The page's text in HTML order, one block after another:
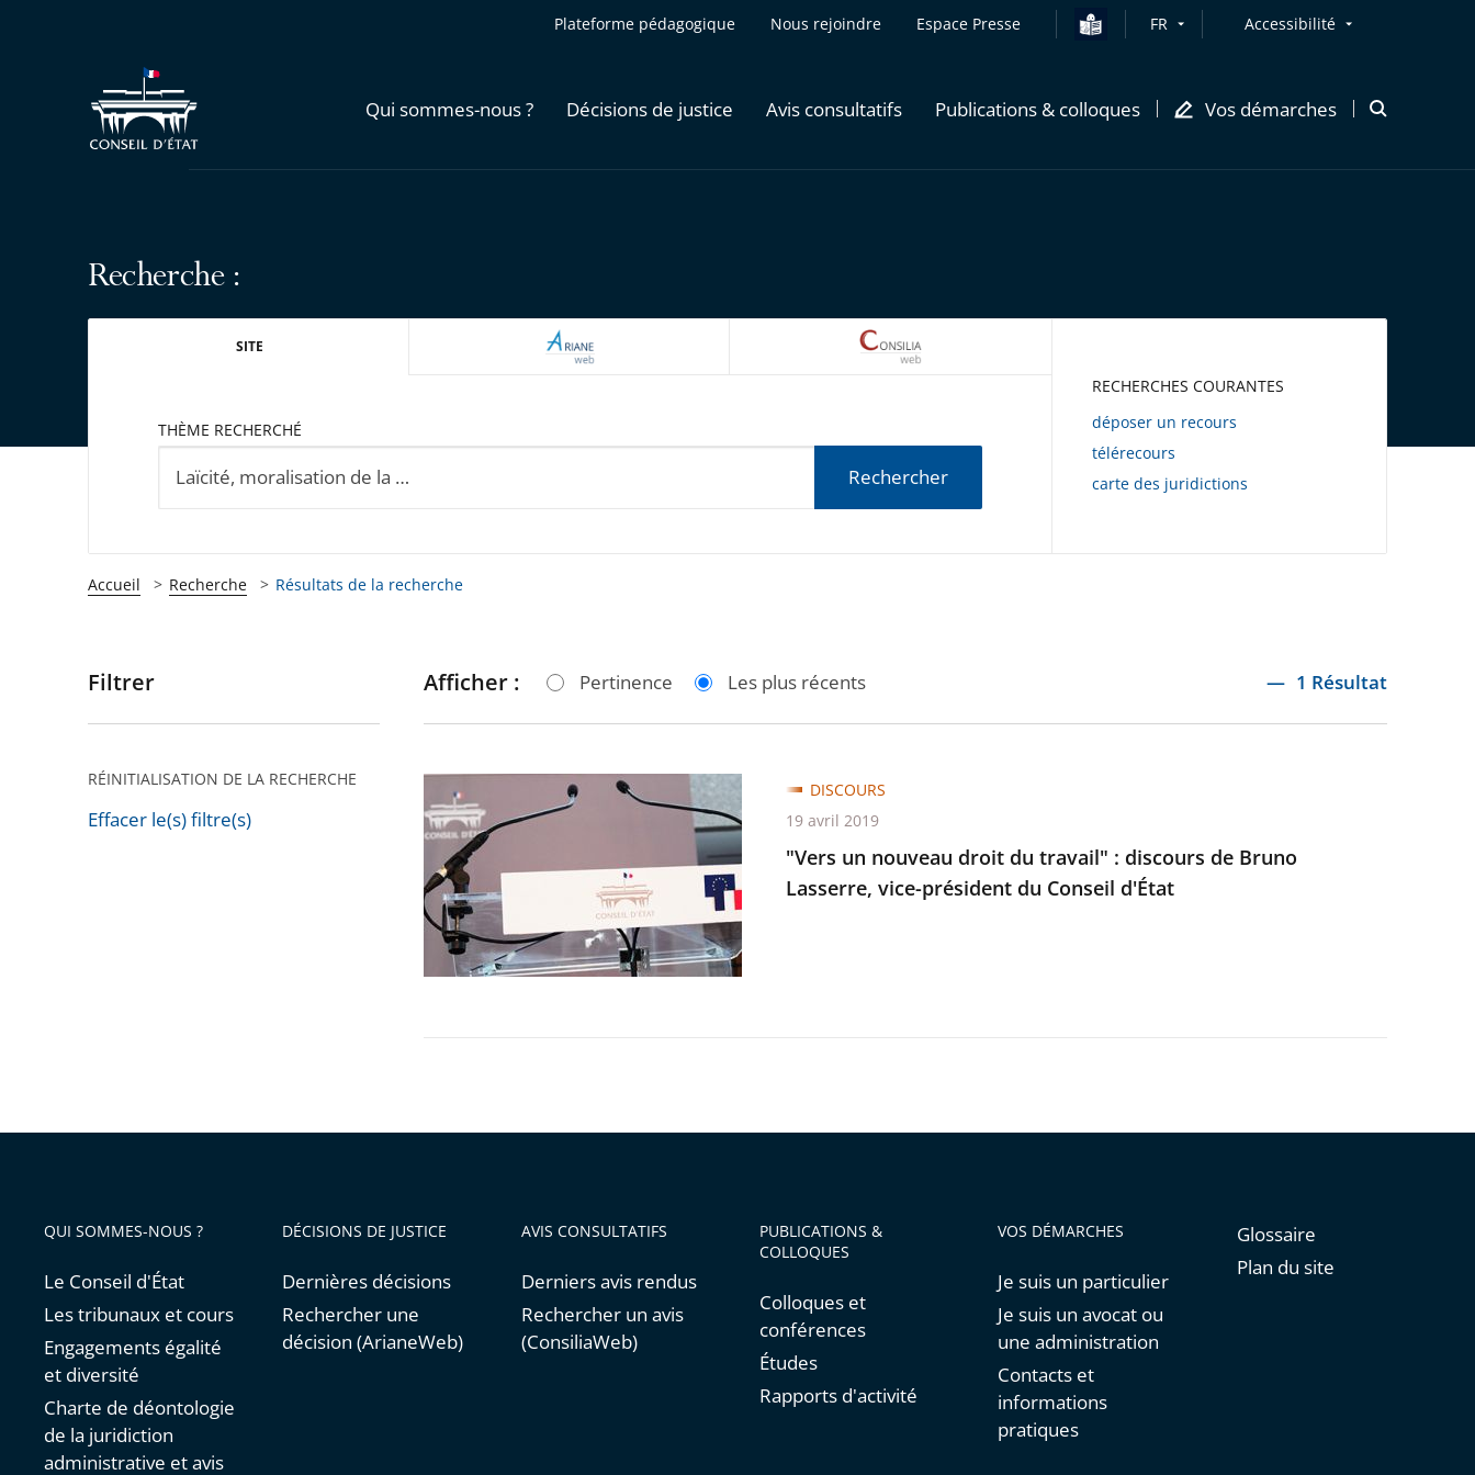
Plateforme pédagogique Nous rejoindre Espace Presse FR Accessibilité
Qui sommes-nous ? Décisions de justice Avis consultatifs Publications & colloques Vos démarches
Ouvrir
Recherche :
SITE ARIANEWEB
THÈME RECHERCHÉ
Rechercher
RECHERCHES COURANTES
déposer un recours
télérecours
carte des juridictions
Accueil Recherche Résultats de la recherche
Passer
pour
après
Filtrer
RÉINITIALISATION DE LA RECHERCHE
Effacer le(s) filtre(s)
Afficher : Pertinence Les plus récents 1 Résultat
"Vers
un
nouveau
droit
du
travail"
:
"Vers un nouveau droit du travail" : discours de Bruno
Lasserre, vice-président du Conseil d'État
DISCOURS
19 avril 2019
QUI SOMMES-NOUS ?
Le Conseil d'État
Les tribunaux et cours
Engagements égalité
et diversité
Charte de déontologie
de la juridiction
administrative et avis
DÉCISIONS DE JUSTICE
Dernières décisions
Rechercher une
décision (ArianeWeb)
AVIS CONSULTATIFS
Derniers avis rendus
Rechercher un avis
(ConsiliaWeb)
PUBLICATIONS &
COLLOQUES
Colloques et
conférences
Études
Rapports d'activité
VOS DÉMARCHES
Je suis un particulier
Je suis un avocat ou
une administration
Contacts et
informations
pratiques
Glossaire
Plan du site